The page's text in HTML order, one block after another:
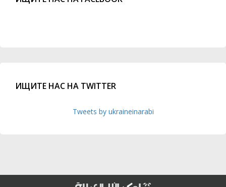
ИЩИТЕ НАС НА TWITTER
Tweets by ukraineinarabi